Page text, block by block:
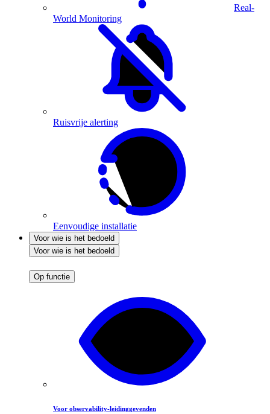
Real-
World Monitoring
Ruisvrije alerting
Eenvoudige installatie
Voor wie is het bedoeld
Voor wie is het bedoeld
Op functie
Voor observability-leidinggevenden